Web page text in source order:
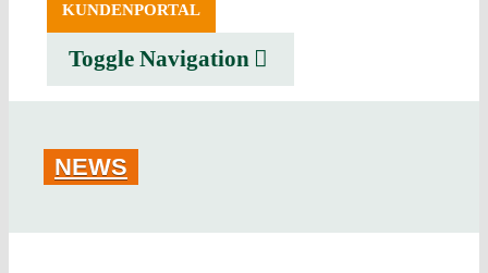
KUNDENPORTAL
Toggle Navigation
SERVICE
ERZEUGNISSE
NEWS